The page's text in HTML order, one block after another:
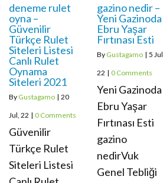
deneme rulet
oyna –
Güvenilir
Türkçe Rulet
Siteleri Listesi
Canlı Rulet
Oynama
Siteleri 2021
By Gustagamo | 20
Jul, 22 | 0 Comments
Güvenilir
Türkçe Rulet
Siteleri Listesi
gazino nedir –
Yeni Gazinoda
Ebru Yaşar
Fırtınası Esti
By Gustagamo | 5 Jul,
22 | 0 Comments
Yeni Gazinoda
Ebru Yaşar
Fırtınası Esti
gazino
nedirVuk
Genel Tebliği